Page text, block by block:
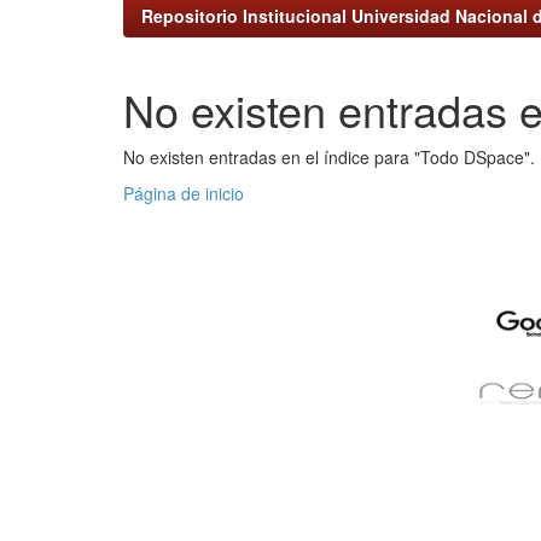
Repositorio Institucional Universidad Nacional
No existen entradas
No existen entradas en el índice para "Todo DSpace".
Página de inicio